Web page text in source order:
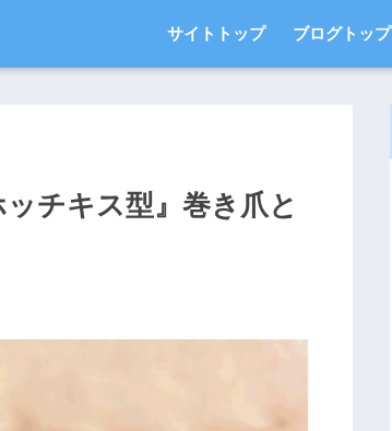
サイトトップ ブログトップ
チキス型』巻き爪と